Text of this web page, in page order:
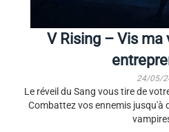
V Rising – Vis ma
24/05/
Le réveil du Sang vous tire de
Combattez vos ennemis jusqu'à